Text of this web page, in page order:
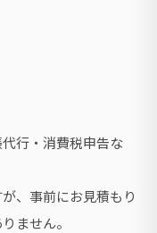
行・消費税申告な
、事前にお見積もり
ません。